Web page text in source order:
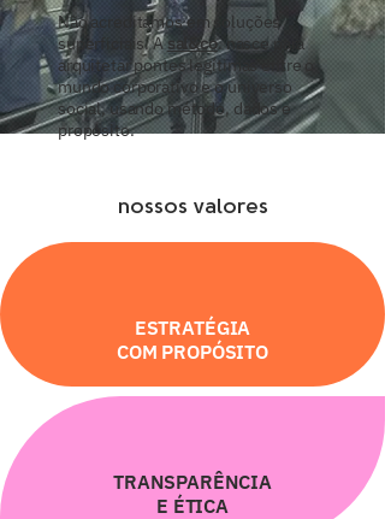
Não acreditamos em soluções
superficiais. Asal&co. nasce para
arquitetar pontes legítimas entre o
mundo corporativo e o universo
social, usando método, dados e
propósito.
nossos valores
ESTRATÉGIA
COM PROPÓSITO
TRANSPARÊNCIA
E ÉTICA